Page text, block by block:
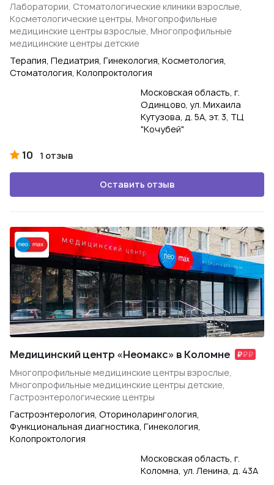
Лаборатории, Стоматологические клиники взрослые,
Косметологические центры, Многопрофильные
медицинские центры взрослые, Многопрофильные
медицинские центры детские
Терапия, Педиатрия, Гинекология, Косметология,
Стоматология, Колопроктология
Московская область, г.
Одинцово, ул. Михаила
Кутузова, д. 5А, эт. 3, ТЦ
"Кочубей"
10 1 отзыв
Оставить отзыв
Медицинский центр «Неомакс» в Коломне
Многопрофильные медицинские центры взрослые,
Многопрофильные медицинские центры детские,
Гастроэнтерологические центры
Гастроэнтерология, Оториноларингология,
Функциональная диагностика, Гинекология,
Колопроктология
Московская область, г.
Коломна, ул. Ленина, д. 43А